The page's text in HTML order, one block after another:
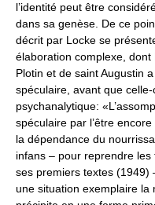
l’identité peut être
dans sa genèse. De ce
décrit par Locke se
élaboration complexe,
Plotin et de saint Augustin
spéculaire, avant que
psychanalytique:
spéculaire par l’être
la dépendance du
infans – pour reprendre les
ses premiers textes (1949)
une situation exemplaire la